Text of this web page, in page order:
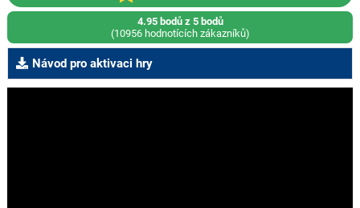
4.95 bodů z 5 bodů
(10956 hodnotících zákazníků)
Návod pro aktivaci hry